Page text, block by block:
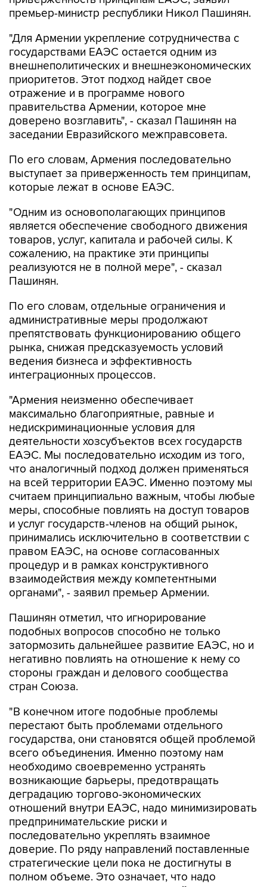
"Для Армении укрепление сотрудничества с
внешнеполитических и внешнеэкономических
приоритетов. Этот подход найдет свое
отражение и в программе нового
правительства Армении, которое мне
доверено возглавить", - сказал Пашинян на
заседании Евразийского межправсовета.
По его словам, Армения последовательно
которые лежат в основе ЕАЭС.
"Одним из основополагающих принципов
товаров, услуг, капитала и рабочей силы. К
сожалению, на практике эти принципы
реализуются не в полной мере", - сказал
Пашинян.
По его словам, отдельные ограничения и
препятствовать функционированию общего
рынка, снижая предсказуемость условий
ведения бизнеса и эффективность
интеграционных процессов.
"Армения неизменно обеспечивает
недискриминационные условия для
деятельности хозсубъектов всех государств
ЕАЭС. Мы последовательно исходим из того,
что аналогичный подход должен применяться
на всей территории ЕАЭС. Именно поэтому мы
считаем принципиально важным, чтобы любые
меры, способные повлиять на доступ товаров
и услуг государств-членов на общий рынок,
принимались исключительно в соответствии с
правом ЕАЭС, на основе согласованных
процедур и в рамках конструктивного
взаимодействия между компетентными
органами", - заявил премьер Армении.
Пашинян отметил, что игнорирование
затормозить дальнейшее развитие ЕАЭС, но и
негативно повлиять на отношение к нему со
стороны граждан и делового сообщества
стран Союза.
"В конечном итоге подобные проблемы
государства, они становятся общей проблемой
всего объединения. Именно поэтому нам
необходимо своевременно устранять
возникающие барьеры, предотвращать
деградацию торгово-экономических
отношений внутри ЕАЭС, надо минимизировать
предпринимательские риски и
последовательно укреплять взаимное
доверие. По ряду направлений поставленные
стратегические цели пока не достигнуты в
полном объеме. Это означает, что надо
сосредоточиться на практической реализации
уже принятых решений", - заявил Пашинян.